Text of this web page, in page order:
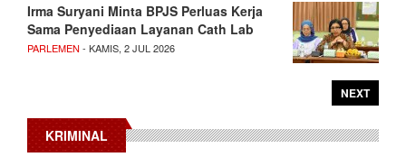
Irma Suryani Minta BPJS Perluas Kerja
Sama Penyediaan Layanan Cath Lab
PARLEMEN - KAMIS, 2 JUL 2026
NEXT
KRIMINAL